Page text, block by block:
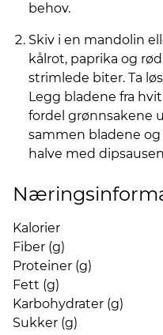
behov.
Skiv i en mandolin
kålrot, paprika og
strimlede biter. Ta
Legg bladene fra
fordel grønnsakene
sammen bladene og
halve med
Kalorier
Fiber (g)
Proteiner (g)
Fett (g)
Karbohydrater (g)
Sukker (g)